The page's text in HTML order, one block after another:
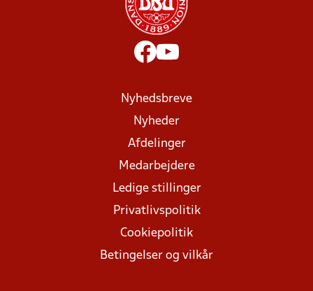
Nyhedsbreve
Nyheder
Afdelinger
Medarbejdere
Ledige stillinger
Privatlivspolitik
Cookiepolitik
Betingelser og vilkår